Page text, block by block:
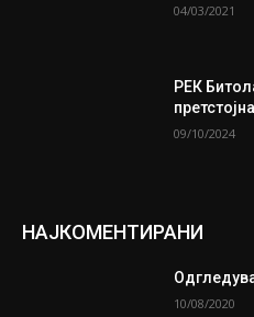
04/03/2021
РЕК
09/10/2024
НАЈКОМЕНТИРАНИ
10/08/2020